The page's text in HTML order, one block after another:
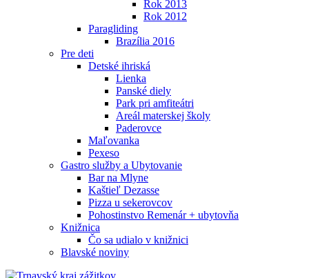
Rok 2013
Rok 2012
Paragliding
Brazília 2016
Pre deti
Detské ihriská
Lienka
Panské diely
Park pri amfiteátri
Areál materskej školy
Paderovce
Maľovanka
Pexeso
Gastro služby a Ubytovanie
Bar na Mlyne
Kaštieľ Dezasse
Pizza u sekerovcov
Pohostinstvo Remenár + ubytovňa
Knižnica
Čo sa udialo v knižnici
Blavské noviny